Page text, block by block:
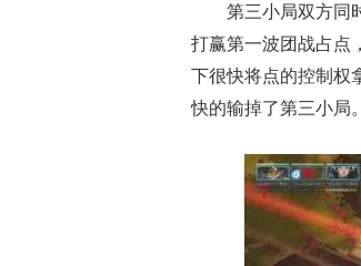
第三小局双方同
打赢第一波团战占点
下很快将点的控制权
快的输掉了第三小局。